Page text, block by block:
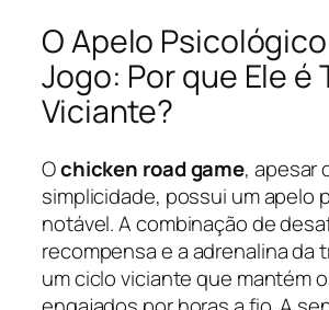
O Apelo
Jogo: Por que Ele é
Viciante?
Ochicken road game, apesar
simplicidade, possui um apelo
notável. A combinação de
recompensa e a adrenalina da
um ciclo viciante que mantém